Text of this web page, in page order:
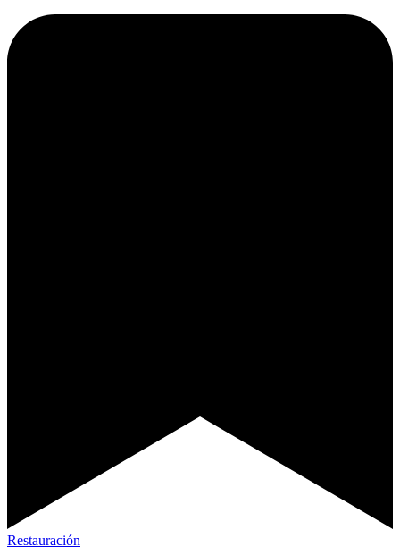
Restauración